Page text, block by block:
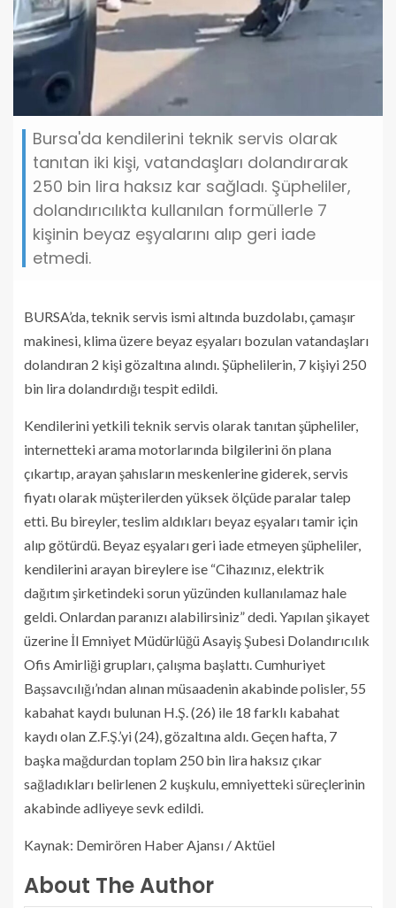
Bursa'da kendilerini teknik servis olarak
tanıtan iki kişi, vatandaşları dolandırarak
250 bin lira haksız kar sağladı. Şüpheliler,
dolandırıcılıkta kullanılan formüllerle 7
kişinin beyaz eşyalarını alıp geri iade
etmedi.
BURSA’da, teknik servis ismi altında buzdolabı, çamaşır
makinesi, klima üzere beyaz eşyaları bozulan vatandaşları
dolandıran 2 kişi gözaltına alındı. Şüphelilerin, 7 kişiyi 250
bin lira dolandırdığı tespit edildi.
Kendilerini yetkili teknik servis olarak tanıtan şüpheliler,
internetteki arama motorlarında bilgilerini ön plana
çıkartıp, arayan şahısların meskenlerine giderek, servis
fiyatı olarak müşterilerden yüksek ölçüde paralar talep
etti. Bu bireyler, teslim aldıkları beyaz eşyaları tamir için
alıp götürdü. Beyaz eşyaları geri iade etmeyen şüpheliler,
kendilerini arayan bireylere ise “Cihazınız, elektrik
dağıtım şirketindeki sorun yüzünden kullanılamaz hale
geldi. Onlardan paranızı alabilirsiniz” dedi. Yapılan şikayet
üzerine İl Emniyet Müdürlüğü Asayiş Şubesi Dolandırıcılık
Ofis Amirliği grupları, çalışma başlattı. Cumhuriyet
Başsavcılığı’ndan alınan müsaadenin akabinde polisler, 55
kabahat kaydı bulunan H.Ş. (26) ile 18 farklı kabahat
kaydı olan Z.F.Ş.’yi (24), gözaltına aldı. Geçen hafta, 7
başka mağdurdan toplam 250 bin lira haksız çıkar
sağladıkları belirlenen 2 kuşkulu, emniyetteki süreçlerinin
akabinde adliyeye sevk edildi.
Kaynak: Demirören Haber Ajansı / Aktüel
About The Author